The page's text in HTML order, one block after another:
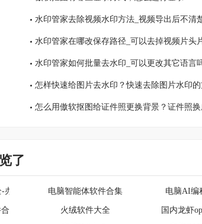
水印管家去除视频水印方法_视频导出后不清
水印管家在哪改保存路径_可以去掉视频片头
水印管家如何批量去水印_可以更改其它语言
怎样快速给图片去水印？快速去除图片水印
怎么用傲软抠图给证件照更换背景？证件照换底
了
办公学习必备电脑智能体软件合集 电脑AI编
集 火绒软件大全 国内龙虾